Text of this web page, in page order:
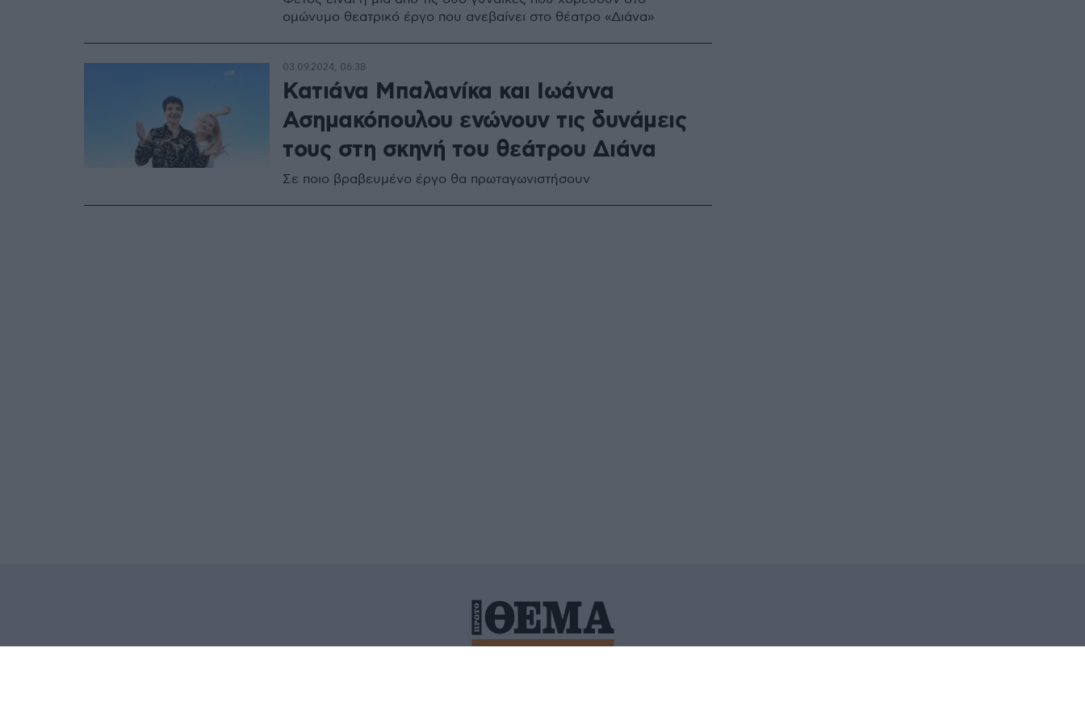
ομώνυμο θεατρικό έργο που ανεβαίνει στο θέατρο «Διάνα»
Κατιάνα Μπαλανίκα και Ιωάννα
Ασημακόπουλου ενώνουν τις δυνάμεις
τους στη σκηνή του θεάτρου Διάνα
Σε ποιο βραβευμένο έργο θα πρωταγωνιστήσουν
03.09.2024, 06:38